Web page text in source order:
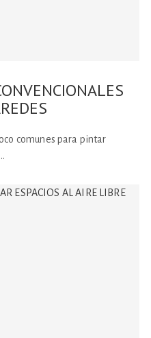
comunes para pintar